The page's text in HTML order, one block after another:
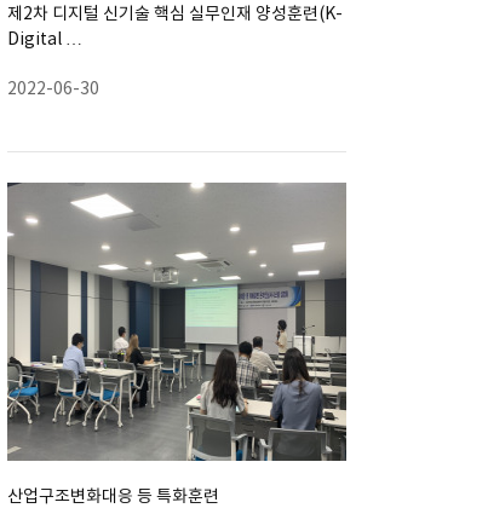
제2차 디지털 신기술 핵심 실무인재 양성훈련(K-
Digital …
2022-06-30
산업구조변화대응 등 특화훈련